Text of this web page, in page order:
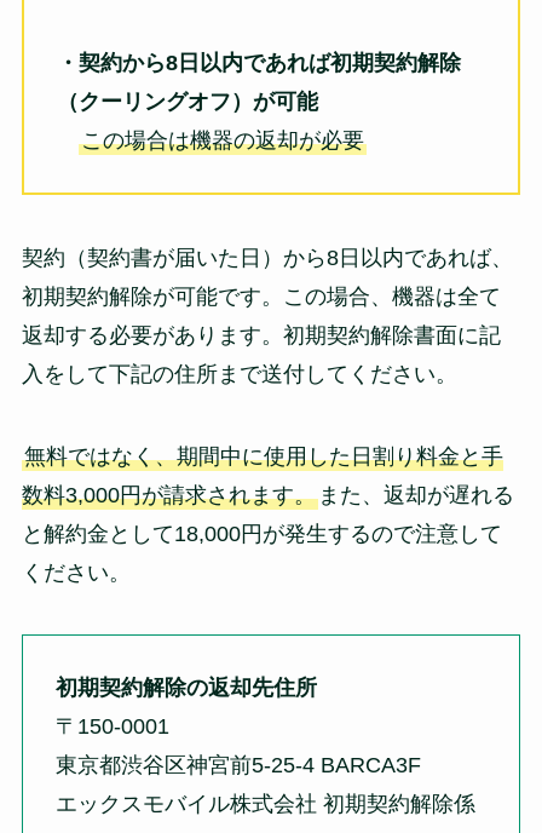
・契約から8日以内であれば初期契約解除
（クーリングオフ）が可能
この場合は機器の返却が必要
契約（契約書が届いた日）から8日以内であれば、
初期契約解除が可能です。この場合、機器は全て
返却する必要があります。初期契約解除書面に記
入をして下記の住所まで送付してください。
無料ではなく、期間中に使用した日割り料金と手
数料3,000円が請求されます。また、返却が遅れる
と解約金として18,000円が発生するので注意して
ください。
初期契約解除の返却先住所
〒150-0001
東京都渋谷区神宮前5-25-4 BARCA3F
エックスモバイル株式会社 初期契約解除係